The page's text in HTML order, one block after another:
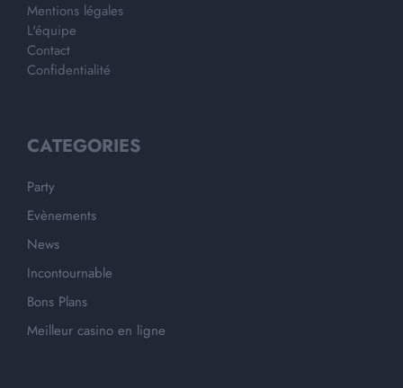
Mentions légales
L'équipe
Contact
Confidentialité
CATEGORIES
Party
Evènements
News
Incontournable
Bons Plans
Meilleur casino en ligne